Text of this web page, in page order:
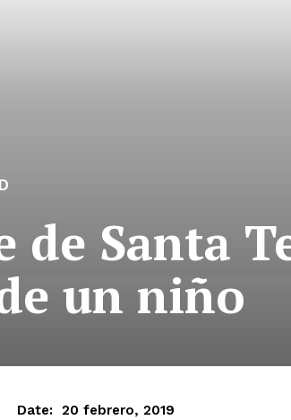
Santa
un niño
Date: 20 febrero, 2019